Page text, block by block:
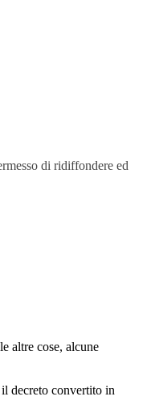
di ridiffondere ed
altre cose, alcune
decreto convertito in